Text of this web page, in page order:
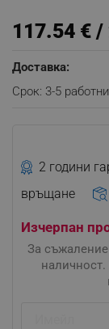
117.54 €
Доставка:
Срок: 3-5
2 години
връщане
Изчерпан
За